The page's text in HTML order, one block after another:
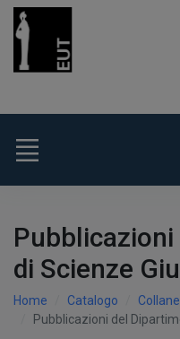
di Scienze
Home Catalogo
Collane
Pubblicazioni del